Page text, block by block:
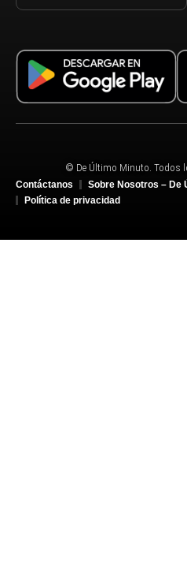
© De Último Minuto. Todos
Contáctanos
Sobre Nosotros – De
Política de privacidad